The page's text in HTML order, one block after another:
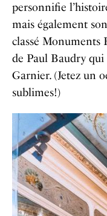
personnifie
mais également
classé Monuments
de Paul Baudry qui
Garnier. (Jetez un
sublimes!)